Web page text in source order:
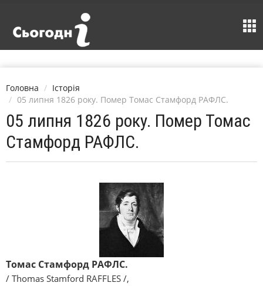
Головна
Історія
05 липня 1826 року. Помер Томас Стамфорд РАФЛС.
05 липня 1826 року. Помер Томас
Стамфорд РАФЛС.
Томас Стамфорд РАФЛС.
/ Thomas Stamford RAFFLES /,